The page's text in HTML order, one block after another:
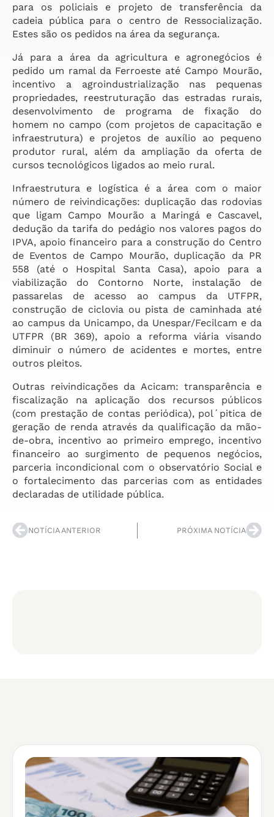
para os policiais e projeto de transferência da
cadeia pública para o centro de Ressocialização.
Estes são os pedidos na área da segurança.
Já para a área da agricultura e agronegócios é
pedido um ramal da Ferroeste até Campo Mourão,
incentivo a agroindustrialização nas pequenas
propriedades, reestruturação das estradas rurais,
desenvolvimento de programa de fixação do
homem no campo (com projetos de capacitação e
infraestrutura) e projetos de auxílio ao pequeno
produtor rural, além da ampliação da oferta de
cursos tecnológicos ligados ao meio rural.
Infraestrutura e logística é a área com o maior
número de reivindicações: duplicação das rodovias
que ligam Campo Mourão a Maringá e Cascavel,
dedução da tarifa do pedágio nos valores pagos do
IPVA, apoio financeiro para a construção do Centro
de Eventos de Campo Mourão, duplicação da PR
558 (até o Hospital Santa Casa), apoio para a
viabilização do Contorno Norte, instalação de
passarelas de acesso ao campus da UTFPR,
construção de ciclovia ou pista de caminhada até
ao campus da Unicampo, da Unespar/Fecilcam e da
UTFPR (BR 369), apoio a reforma viária visando
diminuir o número de acidentes e mortes, entre
outros pleitos.
Outras reivindicações da Acicam: transparência e
fiscalização na aplicação dos recursos públicos
(com prestação de contas periódica), pol´pitica de
geração de renda através da qualificação da mão-
de-obra, incentivo ao primeiro emprego, incentivo
financeiro ao surgimento de pequenos negócios,
parceria incondicional com o observatório Social e
o fortalecimento das parcerias com as entidades
declaradas de utilidade pública.
NOTÍCIA ANTERIOR PRÓXIMA NOTÍCIA